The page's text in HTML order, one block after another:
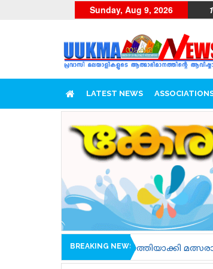
Sunday, Aug 9, 2026
LATEST NEWS
BREAKING NEWS
പൂർത്തിയാക്കി മത്സരാർത്ഥികൾ